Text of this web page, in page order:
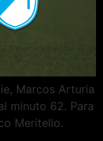
Marcos Arturia
minuto 62. Para
Meritello.